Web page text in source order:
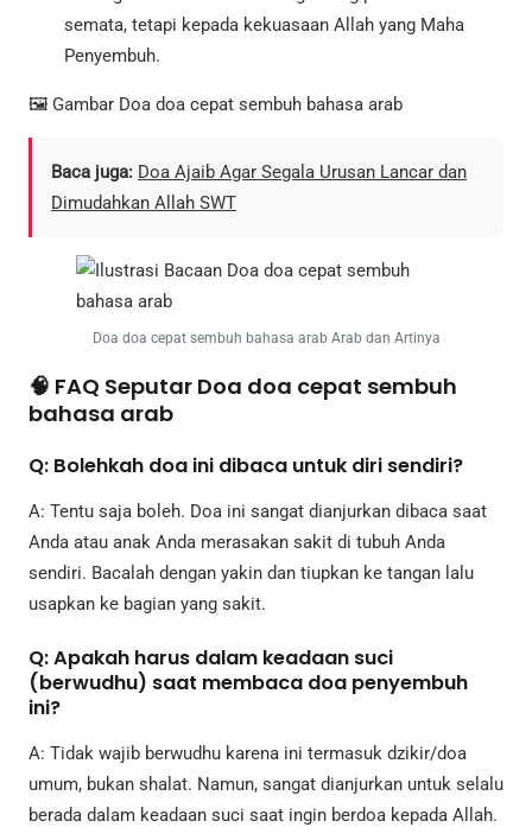
semata, tetapi kepada kekuasaan Allah yang Maha
Penyembuh.
🖼️ Gambar Doa doa cepat sembuh bahasa arab
Baca juga: Doa Ajaib Agar Segala Urusan Lancar dan
Dimudahkan Allah SWT
Doa doa cepat sembuh bahasa arab Arab dan Artinya
🧠 FAQ Seputar Doa doa cepat sembuh
bahasa arab
Q: Bolehkah doa ini dibaca untuk diri sendiri?
A: Tentu saja boleh. Doa ini sangat dianjurkan dibaca saat
Anda atau anak Anda merasakan sakit di tubuh Anda
sendiri. Bacalah dengan yakin dan tiupkan ke tangan lalu
usapkan ke bagian yang sakit.
Q: Apakah harus dalam keadaan suci
(berwudhu) saat membaca doa penyembuh
ini?
A: Tidak wajib berwudhu karena ini termasuk dzikir/doa
umum, bukan shalat. Namun, sangat dianjurkan untuk selalu
berada dalam keadaan suci saat ingin berdoa kepada Allah.